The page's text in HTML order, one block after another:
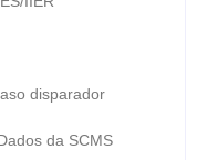
disparador
da SCMS